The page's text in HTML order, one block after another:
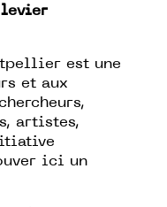
levier
est une
et aux
artistes,
ici un